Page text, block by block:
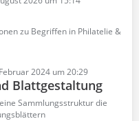
zu Begriffen in Philatelie &
2024 um 20:29
Blattgestaltung
Sammlungsstruktur die